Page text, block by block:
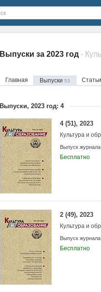
Выпуски за 2023 год -
Главная Выпуски 53
Выпуски, 2023 год: 4
4 (51), 2023
Культура и
Выпуск журнала
Бесплатно
2 (49), 2023
Культура и
Выпуск журнала
Бесплатно